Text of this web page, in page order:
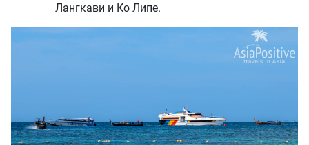
Лангкави и Ко Липе.